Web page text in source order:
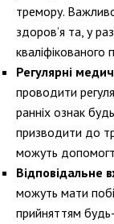
тремору.
здоров’я та, у
кваліфікованого
Регулярні
проводити
ранніх ознак
призводити до
можуть
Відповідальне
можуть мати
прийняттям